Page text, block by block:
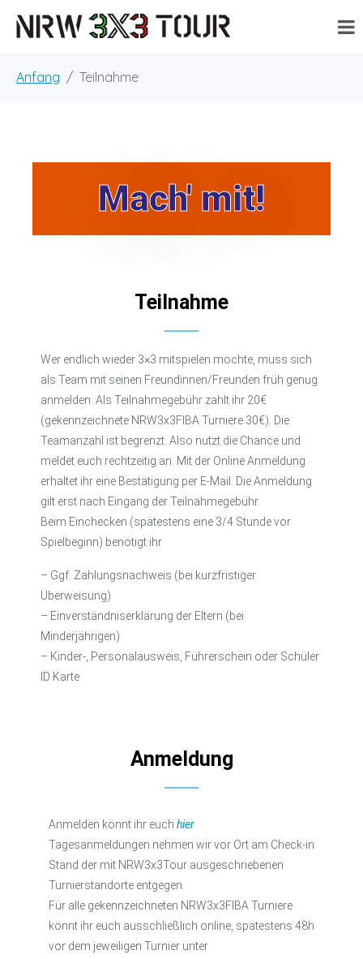
Anfang Teilnahme
Mach' mit!
Teilnahme
Wer endlich wieder 3×3 mitspielen möchte, muss sich
als Team mit seinen Freundinnen/Freunden früh genug
anmelden. Als Teilnahmegebühr zahlt ihr 20€
(gekennzeichnete NRW3x3FIBA Turniere 30€). Die
Teamanzahl ist begrenzt. Also nutzt die Chance und
meldet euch rechtzeitig an. Mit der Online Anmeldung
erhaltet ihr eine Bestätigung per E-Mail. Die Anmeldung
gilt erst nach Eingang der Teilnahmegebühr.
Beim Einchecken (spätestens eine 3/4 Stunde vor
Spielbeginn) benötigt ihr
– Ggf. Zahlungsnachweis (bei kurzfristiger
Überweisung)
– Einverständniserklärung der Eltern (bei
Minderjährigen)
– Kinder-, Personalausweis, Führerschein oder Schüler
ID Karte
Anmeldung
Anmelden könnt ihr euch hier
Tagesanmeldungen nehmen wir vor Ort am Check-in
Stand der mit NRW3x3Tour ausgeschriebenen
Turnierstandorte entgegen.
Für alle gekennzeichneten NRW3x3FIBA Turniere
könnt ihr euch ausschließlich online, spätestens 48h
vor dem jeweiligen Turnier unter